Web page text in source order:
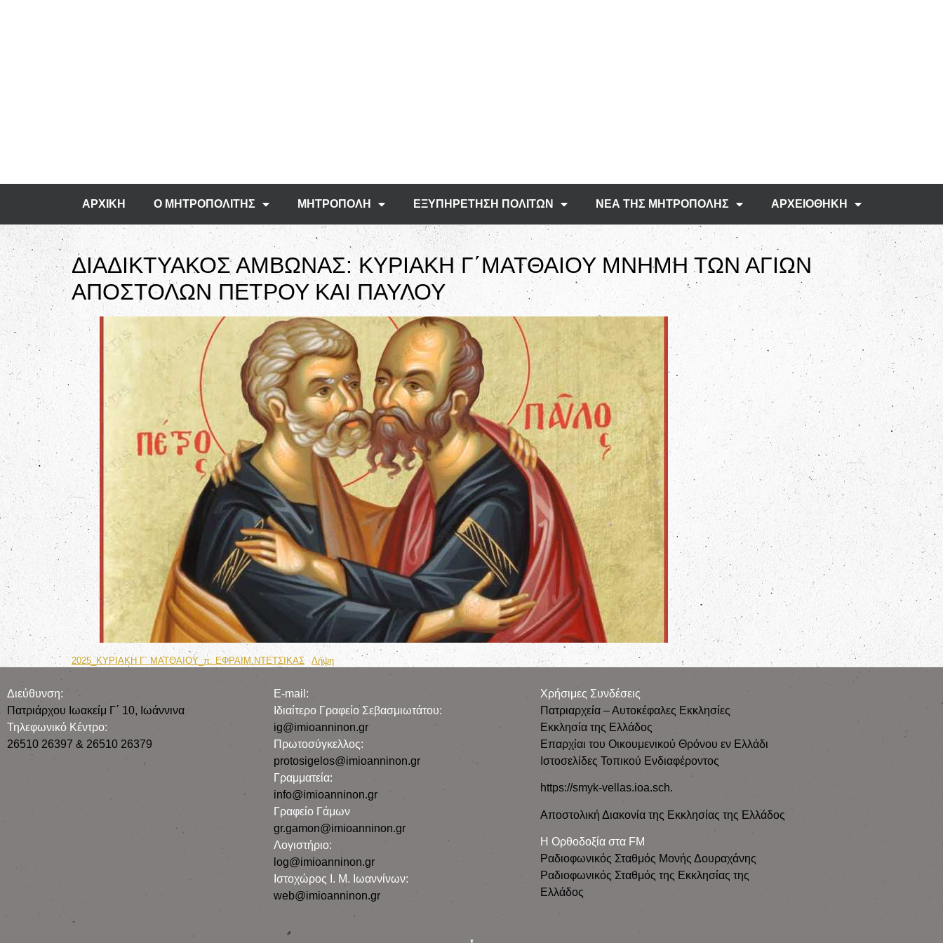
ΑΡΧΙΚΗ Ο ΜΗΤΡΟΠΟΛΙΤΗΣ ΜΗΤΡΟΠΟΛΗ ΕΞΥΠΗΡΕΤΗΣΗ ΠΟΛΙΤΩΝ ΝΕΑ ΤΗΣ ΜΗΤΡΟΠΟΛΗΣ ΑΡΧΕΙΟΘΗΚΗ
ΔΙΑΔΙΚΤΥΑΚΟΣ ΑΜΒΩΝΑΣ: ΚΥΡΙΑΚΗ Γ΄ΜΑΤΘΑΙΟΥ ΜΝΗΜΗ ΤΩΝ ΑΓΙΩΝ
ΑΠΟΣΤΟΛΩΝ ΠΕΤΡΟΥ ΚΑΙ ΠΑΥΛΟΥ
2025_ΚΥΡΙΑΚΗ Γ΄ ΜΑΤΘΑΙΟΥ_π. ΕΦΡΑΙΜ ΝΤΕΤΣΙΚΑΣ Λήψη
Διεύθυνση:
Πατριάρχου Ιωακείμ Γ΄ 10, Iωάννινα
Τηλεφωνικό Κέντρο:
26510 26397 & 26510 26379
E-mail:
Iδιαίτερο Γραφείο Σεβασμιωτάτου:
ig@imioanninon.gr
Πρωτοσύγκελλος:
protosigelos@imioanninon.gr
Γραμματεία:
info@imioanninon.gr
Γραφείο Γάμων
gr.gamon@imioanninon.gr
Λογιστήριο:
log@imioanninon.gr
Ιστοχώρος Ι. Μ. Ιωαννίνων:
web@imioanninon.gr
Χρήσιμες Συνδέσεις
Πατριαρχεία – Αυτοκέφαλες Εκκλησίες
Εκκλησία της Ελλάδος
Επαρχίαι του Οικουμενικού Θρόνου εν Ελλάδι
Ιστοσελίδες Τοπικού Ενδιαφέροντος
https://smyk-vellas.ioa.sch.
Αποστολική Διακονία της Εκκλησίας της Ελλάδος
Η Ορθοδοξία στα FM
Ραδιοφωνικός Σταθμός Μονής Δουραχάνης
Ραδιοφωνικός Σταθμός της Εκκλησίας της
Ελλάδος